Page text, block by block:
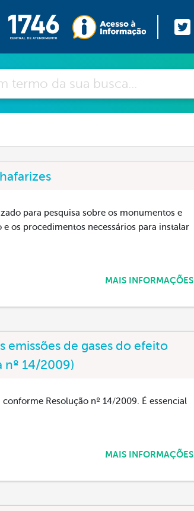
para pesquisa sobre os monumentos e
os procedimentos necessários para instalar
MAIS INFORMAÇÕES
emissões de gases do efeito
nº 14/2009)
Resolução nº 14/2009. É essencial
MAIS INFORMAÇÕES